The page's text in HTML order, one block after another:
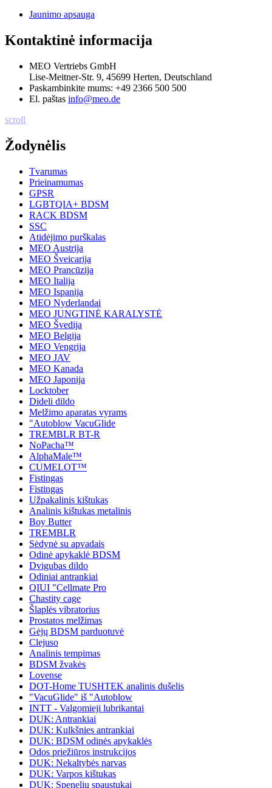
Jaunimo apsauga
Kontaktinė informacija
MEO Vertriebs GmbH
Lise-Meitner-Str. 9, 45699 Herten, Deutschland
Paskambinkite mums: +49 2366 500 500
El. paštas info@meo.de
scroll
Žodynėlis
Tvarumas
Prieinamumas
GPSR
LGBTQIA+ BDSM
RACK BDSM
SSC
Atidėjimo purškalas
MEO Austrija
MEO Šveicarija
MEO Prancūzija
MEO Italija
MEO Ispanija
MEO Nyderlandai
MEO JUNGTINĖ KARALYSTĖ
MEO Švedija
MEO Belgija
MEO Vengrija
MEO JAV
MEO Kanada
MEO Japonija
Locktober
Dideli dildo
Melžimo aparatas vyrams
"Autoblow VacuGlide
TREMBLR BT-R
NoPacha™
AlphaMale™
CUMELOT™
Fistingas
Fistingas
Užpakalinis kištukas
Analinis kištukas metalinis
Boy Butter
TREMBLR
Sėdynė su apvadais
Odinė apykaklė BDSM
Dvigubas dildo
Odiniai antrankiai
QIUI "Cellmate Pro
Chastity cage
Šlaplės vibratorius
Prostatos melžimas
Gėjų BDSM parduotuvė
Clejuso
Analinis tempimas
BDSM žvakės
Lovense
DOT-Home TUSHTEK analinis dušelis
"VacuGlide" iš "Autoblow
INTT - Valgomieji lubrikantai
DUK: Antrankiai
DUK: Kulkšnies antrankiai
DUK: BDSM odinės apykaklės
Odos priežiūros instrukcijos
DUK: Nekaltybės narvas
DUK: Varpos kištukas
DUK: Spenelių spaustukai